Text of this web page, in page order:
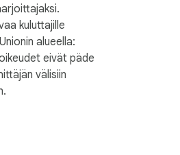
kuluttajille
alueella:
eivät päde
välisiin